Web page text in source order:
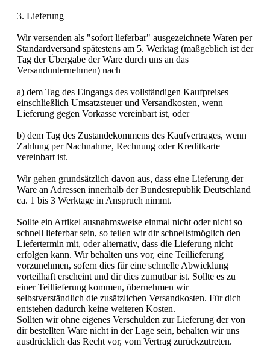
3. Lieferung
Wir versenden als "sofort lieferbar" ausgezeichnete Waren per
Standardversand spätestens am 5. Werktag (maßgeblich ist der
Tag der Übergabe der Ware durch uns an das
Versandunternehmen) nach
a) dem Tag des Eingangs des vollständigen Kaufpreises
einschließlich Umsatzsteuer und Versandkosten, wenn
Lieferung gegen Vorkasse vereinbart ist, oder
b) dem Tag des Zustandekommens des Kaufvertrages, wenn
Zahlung per Nachnahme, Rechnung oder Kreditkarte
vereinbart ist.
Wir gehen grundsätzlich davon aus, dass eine Lieferung der
Ware an Adressen innerhalb der Bundesrepublik Deutschland
ca. 1 bis 3 Werktage in Anspruch nimmt.
Sollte ein Artikel ausnahmsweise einmal nicht oder nicht so
schnell lieferbar sein, so teilen wir dir schnellstmöglich den
Liefertermin mit, oder alternativ, dass die Lieferung nicht
erfolgen kann. Wir behalten uns vor, eine Teillieferung
vorzunehmen, sofern dies für eine schnelle Abwicklung
vorteilhaft erscheint und dir dies zumutbar ist. Sollte es zu
einer Teillieferung kommen, übernehmen wir
selbstverständlich die zusätzlichen Versandkosten. Für dich
entstehen dadurch keine weiteren Kosten.
Sollten wir ohne eigenes Verschulden zur Lieferung der von
dir bestellten Ware nicht in der Lage sein, behalten wir uns
ausdrücklich das Recht vor, vom Vertrag zurückzutreten.